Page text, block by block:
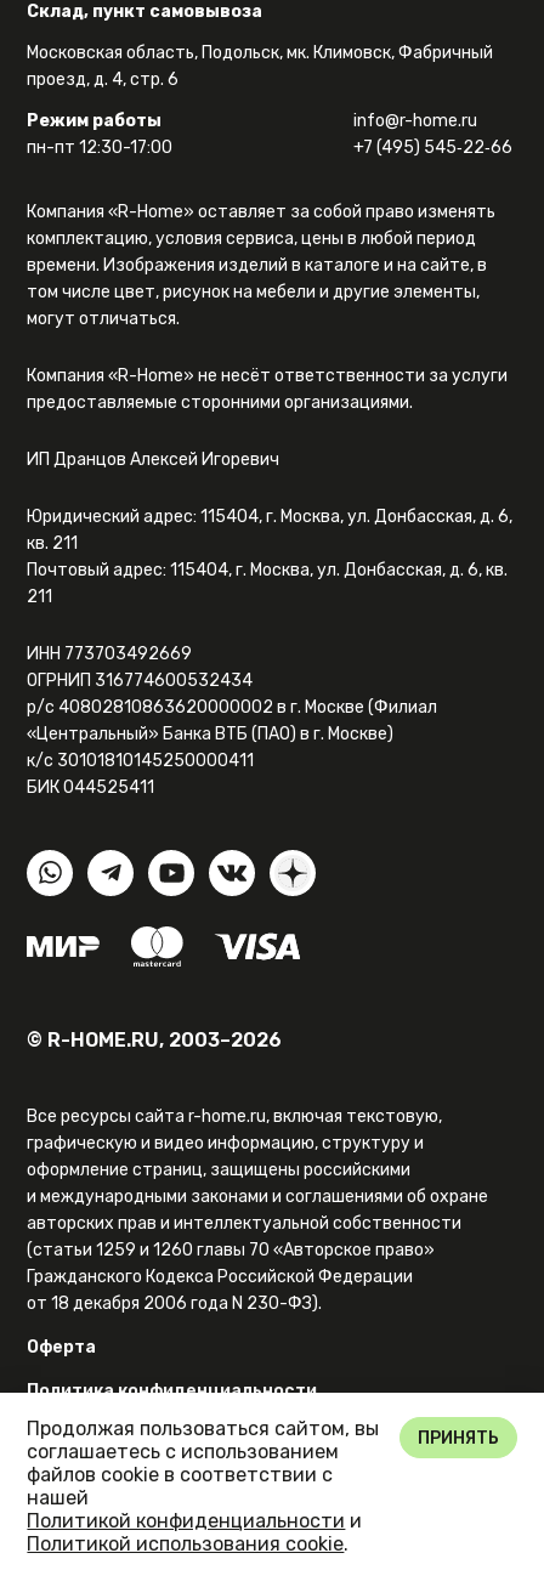
Склад, пункт самовывоза
Московская область, Подольск, мк. Климовск, Фабричный
проезд, д. 4, стр. 6
Режим работы
пн-пт 12:30-17:00
info@r-home.ru
+7 (495) 545‑22‑66
Компания «R-Home» оставляет за собой право изменять
комплектацию, условия сервиса, цены в любой период
времени. Изображения изделий в каталоге и на сайте, в
том числе цвет, рисунок на мебели и другие элементы,
могут отличаться.
Компания «R-Home» не несёт ответственности за услуги
предоставляемые сторонними организациями.
ИП Дранцов Алексей Игоревич
Юридический адрес: 115404, г. Москва, ул. Донбасская, д. 6,
кв. 211
Почтовый адрес: 115404, г. Москва, ул. Донбасская, д. 6, кв.
211
ИНН 773703492669
ОГРНИП 316774600532434
р/с 40802810863620000002 в г. Москве (Филиал
«Центральный» Банка ВТБ (ПАО) в г. Москве)
к/с 30101810145250000411
БИК 044525411
© R-HOME.RU, 2003–2026
Все ресурсы сайта r-home.ru, включая текстовую,
графическую и видео информацию, структуру и
оформление страниц, защищены российскими
и международными законами и соглашениями об охране
авторских прав и интеллектуальной собственности
(статьи 1259 и 1260 главы 70 «Авторское право»
Гражданского Кодекса Российской Федерации
от 18 декабря 2006 года N 230-ФЗ).
Оферта
Политика конфиденциальности
Карта сайта
Продолжая пользоваться сайтом, вы
соглашаетесь с использованием
файлов cookie в соответствии с
нашей
Политикой конфиденциальности и
Политикой использования cookie.
ПРИНЯТЬ